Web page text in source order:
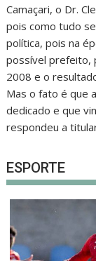
Camaçari, o Dr.
pois como tudo
política, pois na
possível prefeito,
2008 e o
Mas o fato é que
dedicado e que
respondeu a
ESPORTE